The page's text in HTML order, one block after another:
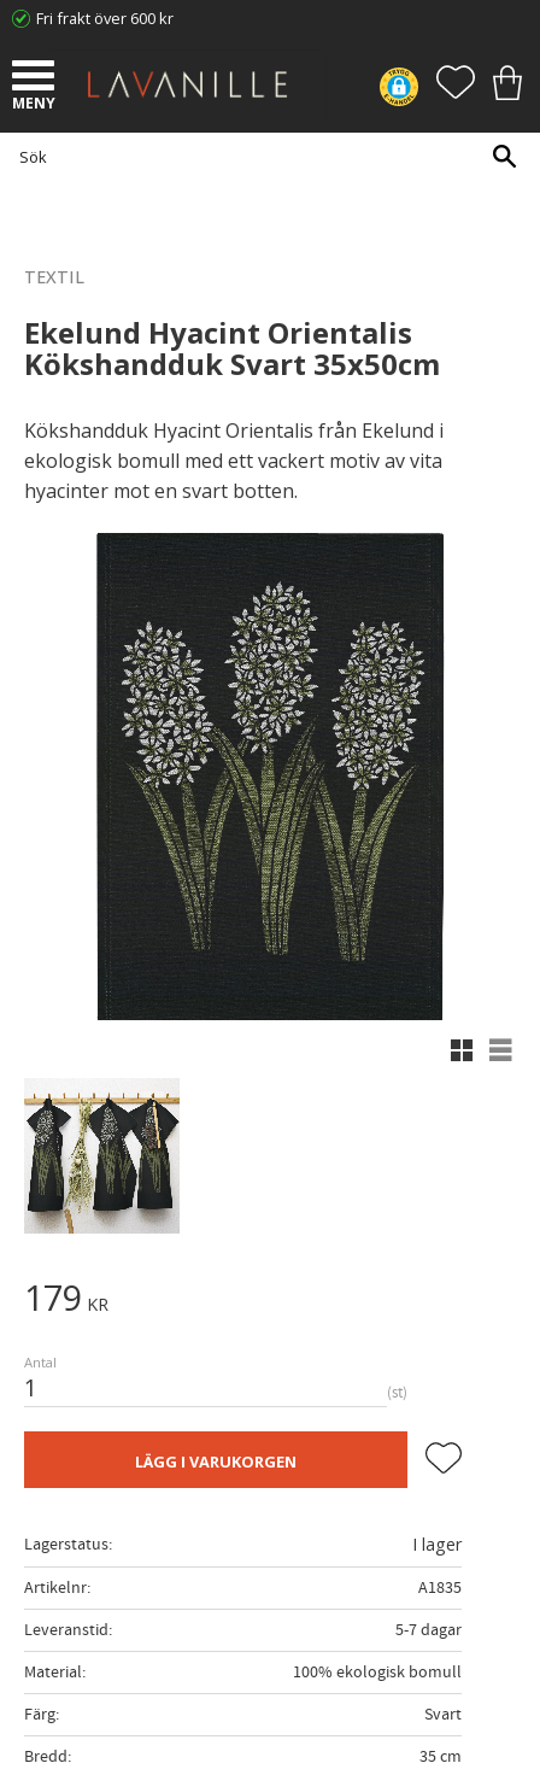
Fri frakt över 600 kr
TEXTIL
Ekelund Hyacint Orientalis
Kökshandduk Svart 35x50cm
Kökshandduk Hyacint Orientalis från Ekelund i
ekologisk bomull med ett vackert motiv av vita
hyacinter mot en svart botten.
179 KR
Antal
st
LÄGG I VARUKORGEN Lägg till i
Lagerstatus
I lager
Artikelnr
A1835
Leveranstid
5-7 dagar
Material
100% ekologisk bomull
Färg
Svart
Bredd
35 cm